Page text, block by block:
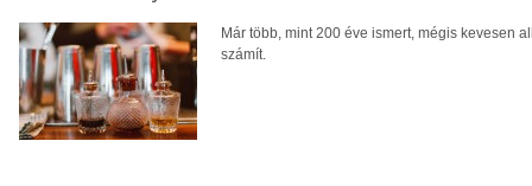
Már több, mint 200 éve ismert, mégis kevesen
számít.